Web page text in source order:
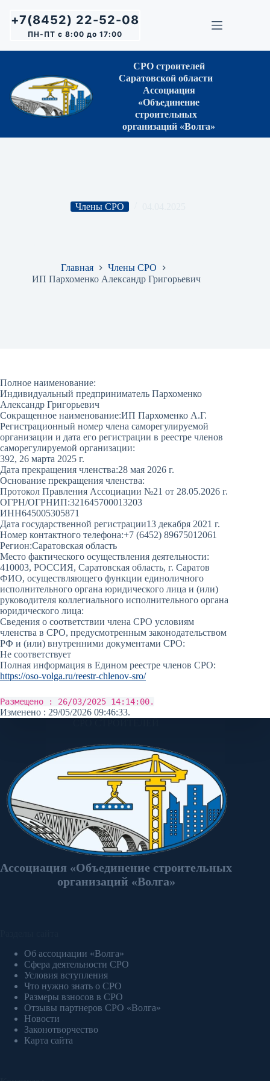
сути+7(8452) 22-52-08
ПН-ПТ с 8:00 до 17:00
СРО строителей
Саратовской области
Ассоциация
«Объединение
строительных
организаций «Волга»
Члены СРО
Главная
Члены СРО
ИП Пархоменко Александр Григорьевич
Полное наименование:
Индивидуальный предприниматель Пархоменко
Александр Григорьевич
Сокращенное наименование:ИП Пархоменко А.Г.
Регистрационный номер члена саморегулируемой
организации и дата его регистрации в реестре членов
саморегулируемой организации:
392, 26 марта 2025 г.
Дата прекращения членства:28 мая 2026 г.
Основание прекращения членства:
Протокол Правления Ассоциации №21 от 28.05.2026 г.
ОГРН/ОГРНИП:321645700013203
ИНН645005305871
Дата государственной регистрации13 декабря 2021 г.
Номер контактного телефона:+7 (6452) 89675012061
Регион:Саратовская область
Место фактического осуществления деятельности:
410003, РОССИЯ, Саратовская область, г. Саратов
ФИО, осуществляющего функции единоличного
исполнительного органа юридического лица и (или)
руководителя коллегиального исполнительного органа
юридического лица:
Сведения о соответствии члена СРО условиям
членства в СРО, предусмотренным законодательством
РФ и (или) внутренними документами СРО:
Не соответствует
Полная информация в Едином реестре членов СРО:
https://oso-volga.ru/reestr-chlenov-sro/
Размещено : 26/03/2025 14:14:00.
Изменено : 29/05/2026 09:46:33.
Ассоциация «Объединение строительных
организаций «Волга»
Об ассоциации «Волга»
Сфера деятельности СРО
Условия вступления
Что нужно знать о СРО
Размеры взносов в СРО
Отзывы партнеров СРО «Волга»
Новости
Законотворчество
Карта сайта